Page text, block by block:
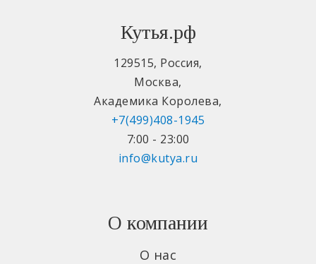
Кутья.рф
129515, Россия,
Москва,
Академика Королева,
+7(499)408-1945
7:00 - 23:00
info@kutya.ru
О компании
О нас